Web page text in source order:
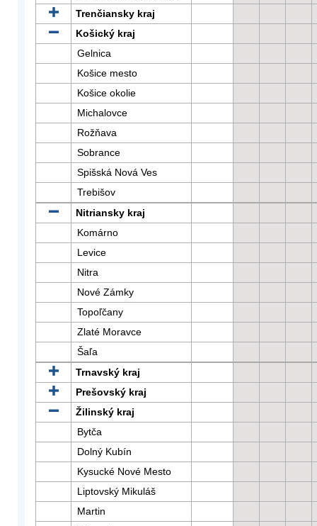
Trenčiansky kraj
Košický kraj
Gelnica
Košice mesto
Košice okolie
Michalovce
Rožňava
Sobrance
Spišská Nová Ves
Trebišov
Nitriansky kraj
Komárno
Levice
Nitra
Nové Zámky
Topoľčany
Zlaté Moravce
Šaľa
Trnavský kraj
Prešovský kraj
Žilinský kraj
Bytča
Dolný Kubín
Kysucké Nové Mesto
Liptovský Mikuláš
Martin